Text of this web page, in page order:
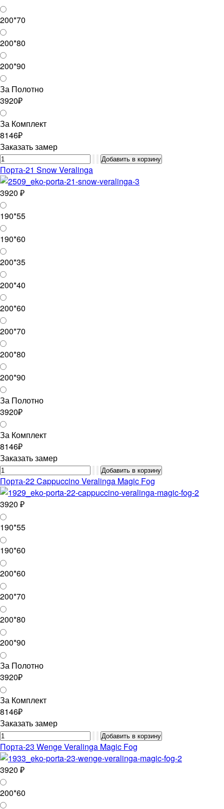
200*70
200*80
200*90
За Полотно
3920₽
За Комплект
8146₽
Заказать замер
Порта-21 Snow Veralinga
3920 ₽
190*55
190*60
200*35
200*40
200*60
200*70
200*80
200*90
За Полотно
3920₽
За Комплект
8146₽
Заказать замер
Порта-22 Cappuccino Veralinga Magic Fog
3920 ₽
190*55
190*60
200*60
200*70
200*80
200*90
За Полотно
3920₽
За Комплект
8146₽
Заказать замер
Порта-23 Wenge Veralinga Magic Fog
3920 ₽
200*60